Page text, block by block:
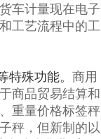
车计量现在电子
工艺流程中的工
殊功能。 商用
商品贸易结算和
重量价格标签秤
秤，但新制的以